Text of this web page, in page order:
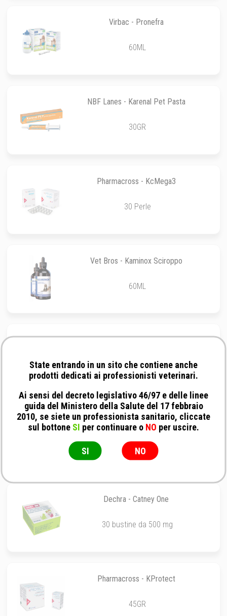
Virbac - Pronefra
60ML
NBF Lanes - Karenal Pet Pasta
30GR
Pharmacross - KcMega3
30 Perle
Vet Bros - Kaminox Sciroppo
60ML
Dechra - Add One - gatto
30 bustine da 10 gr
Camon - Detoxivet
60CPR
Dechra - Catney One
30 bustine da 500 mg
Pharmacross - KProtect
45GR
State entrando in un sito che contiene anche
prodotti dedicati ai professionisti veterinari.
Ai sensi del decreto legislativo 46/97 e delle linee
guida del Ministero della Salute del 17 febbraio
2010, se siete un professionista sanitario, cliccate
sul bottone SI per continuare o NO per uscire.
SI NO